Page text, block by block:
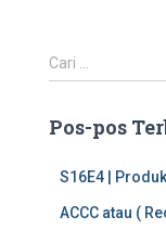
C
a
i
Cari …
Pos-pos
S16E4 |
ACCC atau (